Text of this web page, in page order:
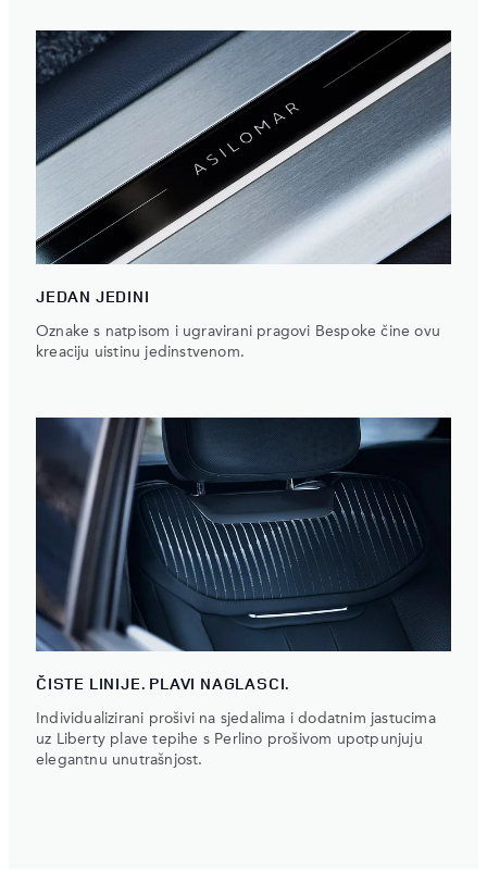
JEDAN JEDINI
Oznake s natpisom i ugravirani pragovi Bespoke čine ovu
kreaciju uistinu jedinstvenom.
ČISTE LINIJE. PLAVI NAGLASCI.
Individualizirani prošivi na sjedalima i dodatnim jastucima
uz Liberty plave tepihe s Perlino prošivom upotpunjuju
elegantnu unutrašnjost.